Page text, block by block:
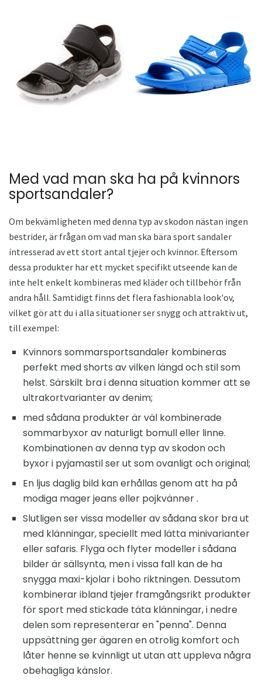
Med vad man ska ha på kvinnors
sportsandaler?
Om bekvämligheten med denna typ av skodon nästan ingen
bestrider, är frågan om vad man ska bära sport sandaler
intresserad av ett stort antal tjejer och kvinnor. Eftersom
dessa produkter har ett mycket specifikt utseende kan de
inte helt enkelt kombineras med kläder och tillbehör från
andra håll. Samtidigt finns det flera fashionabla look'ov,
vilket gör att du i alla situationer ser snygg och attraktiv ut,
till exempel:
Kvinnors sommarsportsandaler kombineras
perfekt med shorts av vilken längd och stil som
helst. Särskilt bra i denna situation kommer att se
ultrakortvarianter av denim;
med sådana produkter är väl kombinerade
sommarbyxor av naturligt bomull eller linne.
Kombinationen av denna typ av skodon och
byxor i pyjamastil ser ut som ovanligt och original;
En ljus daglig bild kan erhållas genom att ha på
modiga mager jeans eller pojkvänner .
Slutligen ser vissa modeller av sådana skor bra ut
med klänningar, speciellt med lätta minivarianter
eller safaris. Flyga och flyter modeller i sådana
bilder är sällsynta, men i vissa fall kan de ha
snygga maxi-kjolar i boho riktningen. Dessutom
kombinerar ibland tjejer framgångsrikt produkter
för sport med stickade täta klänningar, i nedre
delen som representerar en "penna". Denna
uppsättning ger ägaren en otrolig komfort och
låter henne se kvinnligt ut utan att uppleva några
obehagliga känslor.